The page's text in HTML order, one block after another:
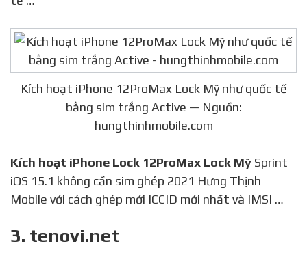
Kích hoạt iPhone 12ProMax Lock Mỹ như quốc tế
bằng sim trắng Active — Nguồn:
hungthinhmobile.com
Kích hoạt iPhone Lock 12ProMax Lock Mỹ Sprint
iOS 15.1 không cần sim ghép 2021 Hưng Thịnh
Mobile với cách ghép mới ICCID mới nhất và IMSI …
3. tenovi.net